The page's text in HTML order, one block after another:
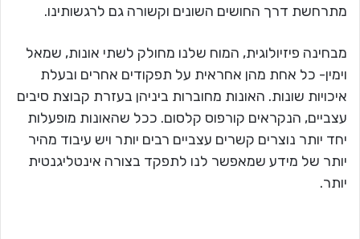
מתרחשת דרך החושים השונים וקשורה גם לרגשותינו.
מבחינה פיזיולוגית, המוח שלנו מחולק לשתי אונות, שמאל
וימין- כל אחת מהן אחראית על תפקודים אחרים ובעלת
איכויות שונות. האונות מחוברות ביניהן בעזרת קבוצת סיבים
עצביים, הנקראים קורפוס קלסום. ככל שהאונות מופעלות
יחד יותר נוצרים קשרים עצביים רבים יותר ויש עיבוד מהיר
יותר של מידע שמאפשר לנו לתפקד בצורה אינטליגנטית
יותר.